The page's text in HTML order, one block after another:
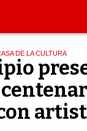
DE LA CULTURA